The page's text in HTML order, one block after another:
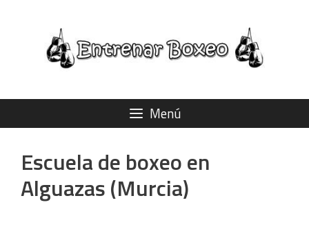
contenido
Menú
Escuela de boxeo en
Alguazas (Murcia)